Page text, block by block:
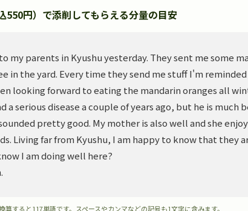
550円）で添削してもらえる分量の目安
my parents in Kyushu yesterday. They sent me some
in the yard. Every time they send me stuff I'm
looking forward to eating the mandarin oranges all
a serious disease a couple of years ago, but he is much
pretty good. My mother is also well and she
Living far from Kyushu, I am happy to know that they
I am doing well here?
すると117単語です。スペースやカンマなどの記号も1文字に含みます。